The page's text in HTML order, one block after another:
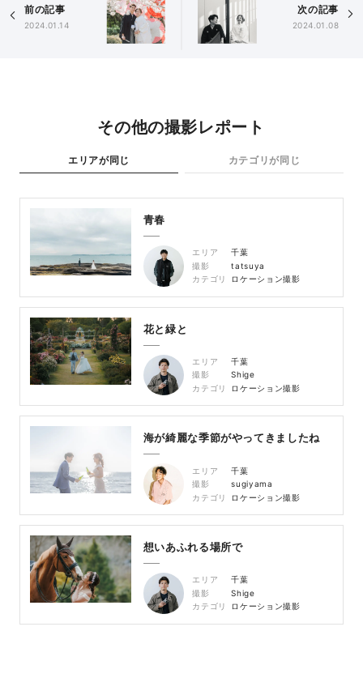
前の記事
2024.01.14
次の記事
2024.01.08
その他の撮影レポート
エリアが同じ カテゴリが同じ
青春
エリア
千葉
撮影
tatsuya
カテゴリ
ロケーション撮影
花と緑と
エリア
千葉
撮影
Shige
カテゴリ
ロケーション撮影
海が綺麗な季節がやってきましたね
エリア
千葉
撮影
sugiyama
カテゴリ
ロケーション撮影
想いあふれる場所で
エリア
千葉
撮影
Shige
カテゴリ
ロケーション撮影